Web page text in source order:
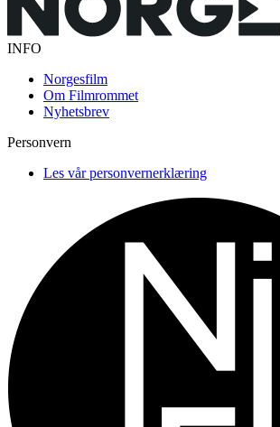
INFO
Norgesfilm
Om Filmrommet
Nyhetsbrev
Personvern
Les vår personvernerklæring